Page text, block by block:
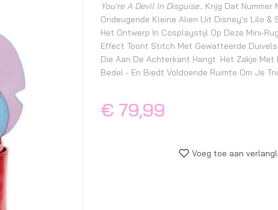
afbeeldingen-
gallerij
You're A Devil In Disguise.. Krijg Dat Nummer
Ondeugende Kleine Alien Uit Disney's Lilo
Het Ontwerp In Cosplaystijl Op Deze Mini-
Effect Toont Stitch Met Gewatteerde
Die Aan De Achterkant Hangt. Het Zakje
Bedel - En Biedt Voldoende Ruimte Om Je
€ 79,99
Voeg toe aan